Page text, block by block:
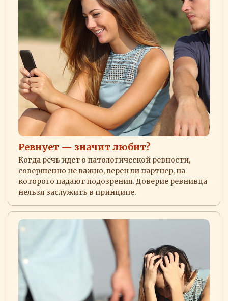
Ревнует — значит любит?
Когда речь идет о патологической ревности,
совершенно не важно, верен ли партнер, на
которого падают подозрения. Доверие ревнивца
нельзя заслужить в принципе.